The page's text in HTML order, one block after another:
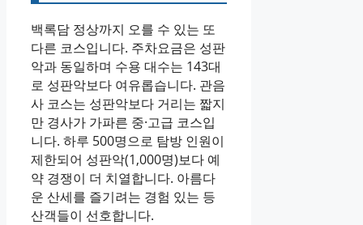
백록담 정상까지 오를 수 있는 또
다른 코스입니다. 주차요금은 성판
악과 동일하며 수용 대수는 143대
로 성판악보다 여유롭습니다. 관음
사 코스는 성판악보다 거리는 짧지
만 경사가 가파른 중·고급 코스입
니다. 하루 500명으로 탐방 인원이
제한되어 성판악(1,000명)보다 예
약 경쟁이 더 치열합니다. 아름다
운 산세를 즐기려는 경험 있는 등
산객들이 선호합니다.